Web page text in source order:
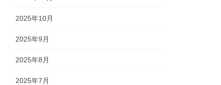
2025年10月
2025年9月
2025年8月
2025年7月